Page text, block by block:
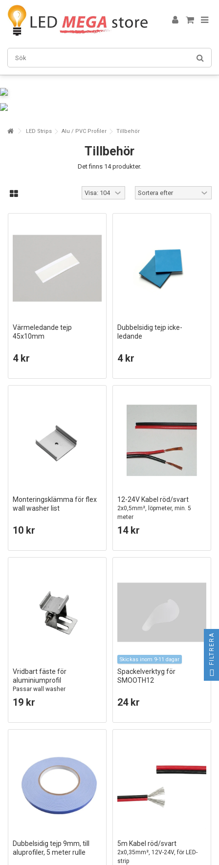
LED Strips Alu / PVC Profiler Tillbehör
Tillbehör
Det finns 14 produkter.
Värmeledande tejp
45x10mm
4 kr
Dubbelsidig tejp icke-
ledande
4 kr
Monteringsklämma för flex
wall washer list
10 kr
12-24V Kabel röd/svart
2x0,5mm², löpmeter, min. 5
meter
14 kr
Vridbart fäste för
aluminiumprofil
Passar wall washer
aluminiumprofil
19 kr
Skickas inom 9-11 dagar
Spackelverktyg för
SMOOTH12
24 kr
Dubbelsidig tejp 9mm, till
aluprofiler, 5 meter rulle
5m Kabel röd/svart
2x0,35mm², 12V-24V, för LED-
strip
FILTRERA